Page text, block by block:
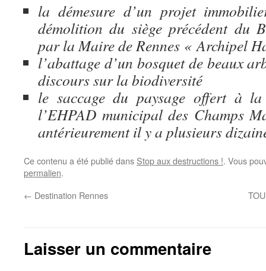
la démesure d’un projet
démolition du siège précédent du
par la Maire de Rennes « Archipel
l’abattage d’un bosquet de beaux
discours sur la biodiversité
le saccage du paysage offert à
l’EHPAD municipal des Champs
antérieurement il y a plusieurs
Ce contenu a été publié dans Stop aux destructions !. Vous
permalien.
← Destination Rennes
Laisser un commentaire